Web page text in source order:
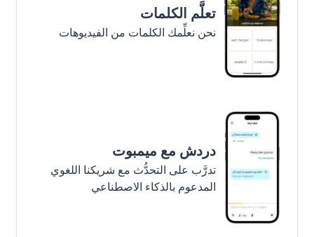
تعلَّم الكلمات
نحن نعلِّمك الكلمات من الفيديوهات
دردش مع ميمبوت
تدرَّب على التحدُّث مع شريكنا اللغوي
المدعوم بالذكاء الاصطناعي